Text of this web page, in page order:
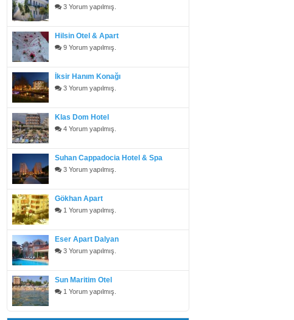
3 Yorum yapılmış.
Hilsin Otel & Apart
9 Yorum yapılmış.
İksir Hanım Konağı
3 Yorum yapılmış.
Klas Dom Hotel
4 Yorum yapılmış.
Suhan Cappadocia Hotel & Spa
3 Yorum yapılmış.
Gökhan Apart
1 Yorum yapılmış.
Eser Apart Dalyan
3 Yorum yapılmış.
Sun Maritim Otel
1 Yorum yapılmış.